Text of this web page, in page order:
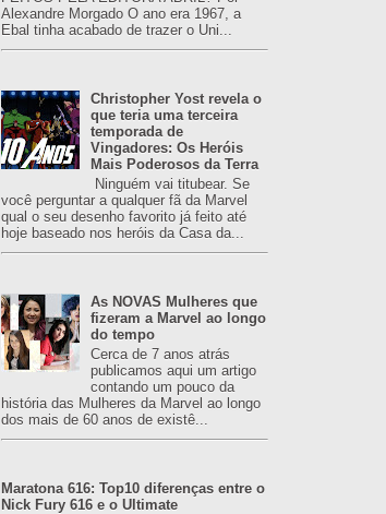
Alexandre Morgado O ano era 1967, a
Ebal tinha acabado de trazer o Uni...
Christopher Yost revela o
que teria uma terceira
temporada de
Vingadores: Os Heróis
Mais Poderosos da Terra
Ninguém vai titubear. Se
você perguntar a qualquer fã da Marvel
qual o seu desenho favorito já feito até
hoje baseado nos heróis da Casa da...
As NOVAS Mulheres que
fizeram a Marvel ao longo
do tempo
Cerca de 7 anos atrás
publicamos aqui um artigo
contando um pouco da
história das Mulheres da Marvel ao longo
dos mais de 60 anos de existê...
Maratona 616: Top10 diferenças entre o
Nick Fury 616 e o Ultimate